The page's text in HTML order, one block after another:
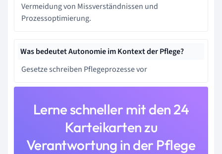
Vermeidung von Missverständnissen und
Prozessoptimierung.
Was bedeutet Autonomie im Kontext der Pflege?
Gesetze schreiben Pflegeprozesse vor
Lerne schneller mit den 24
Karteikarten zu
Verantwortung in der Pflege